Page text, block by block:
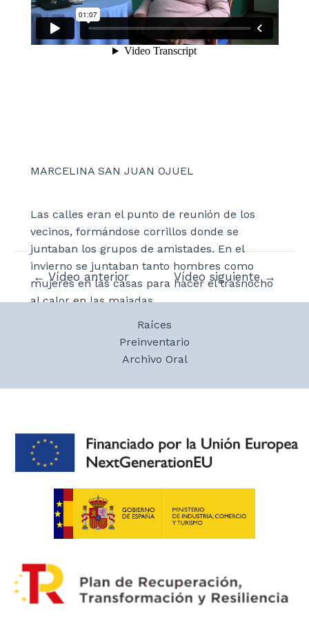
MARCELINA SAN JUAN OJUEL
Las calles eran el punto de reunión de los
vecinos, formándose corrillos donde se
juntaban los grupos de amistades. En el
invierno se juntaban tanto hombres como
mujeres en las casas para hacer el trasnocho
al calor en las majadas.
Navegación
← Vídeo anterior Vídeo siguiente →
Raíces
Preinventario
Archivo Oral